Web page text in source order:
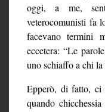
oggi, a me,
veterocomunisti fa
facevano termini
eccetera: “Le
uno schiaffo a chi
Epperò, di fatto, ci
quando